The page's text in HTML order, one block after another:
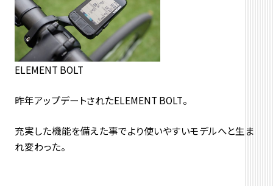
ELEMENT BOLT
昨年アップデートされたELEMENT BOLT。
充実した機能を備えた事でより使いやすいモデルへと生ま
れ変わった。